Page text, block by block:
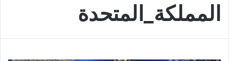
المملكة_المتحدة